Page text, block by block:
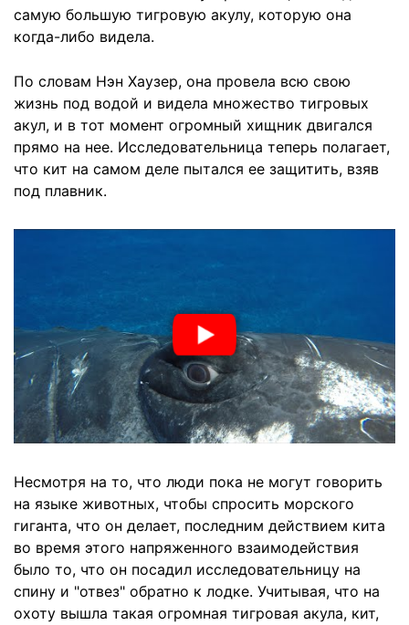
самую большую тигровую акулу, которую она
когда-либо видела.
По словам Нэн Хаузер, она провела всю свою
жизнь под водой и видела множество тигровых
акул, и в тот момент огромный хищник двигался
прямо на нее. Исследовательница теперь полагает,
что кит на самом деле пытался ее защитить, взяв
под плавник.
Несмотря на то, что люди пока не могут говорить
на языке животных, чтобы спросить морского
гиганта, что он делает, последним действием кита
во время этого напряженного взаимодействия
было то, что он посадил исследовательницу на
спину и "отвез" обратно к лодке. Учитывая, что на
охоту вышла такая огромная тигровая акула, кит,